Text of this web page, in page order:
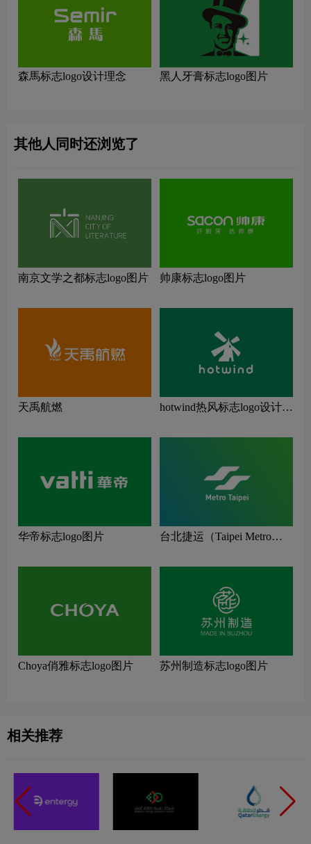
森馬标志logo设计理念 黑人牙膏标志logo图片
其他人同时还浏览了
南京文学之都标志logo图片 帅康标志logo图片
天禹航燃
hotwind热风标志logo设计理
华帝标志logo图片
台北捷运（Taipei Metro）
Choya俏雅标志logo图片 苏州制造标志logo图片
相关推荐